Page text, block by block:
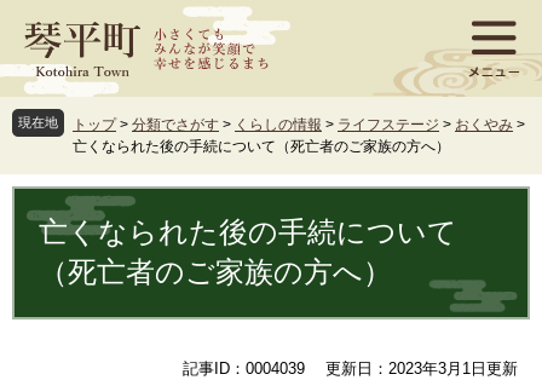
ジ
先
頭
す
ュ
を
飛
し
現在地 トップ > 分類でさがす > くらしの情報 > ライフステージ > おくやみ >
亡くなられた後の手続について（死亡者のご家族の方へ）
文 亡くなられた後の手続について
（死亡者のご家族の方へ）
記事ID：0004039 更新日：2023年3月1日更新